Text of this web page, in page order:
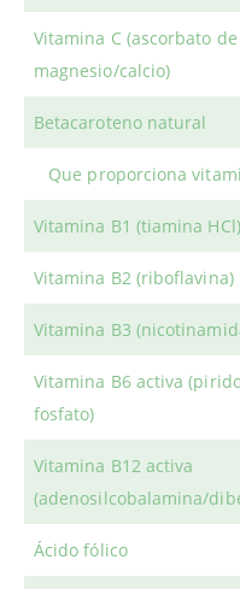
Vitamina C (ascorbato de
magnesio/calcio)
Betacaroteno natural
Que proporciona
Vitamina B1 (tiamina HCl)
Vitamina B2 (riboflavina)
Vitamina B3
Vitamina B6 activa
fosfato)
Vitamina B12 activa
(adenosilcobalamina/
Ácido fólico